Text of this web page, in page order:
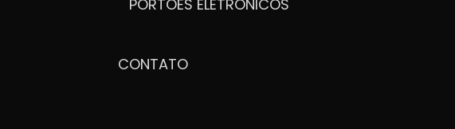
PORTÕES ELETRÔNICOS
CONTATO